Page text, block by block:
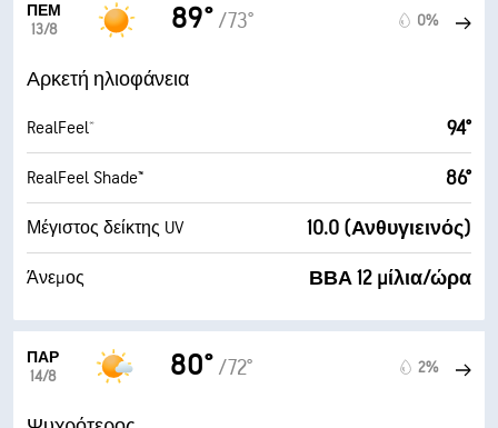
ΠΈΜ
13/8
89° /73° 0%
Αρκετή ηλιοφάνεια
RealFeel® 94°
RealFeel Shade™ 86°
Μέγιστος δείκτης UV 10.0 (Ανθυγιεινός)
Άνεμος ΒΒΑ 12 μίλια/ώρα
ΠΑΡ
14/8
80° /72° 2%